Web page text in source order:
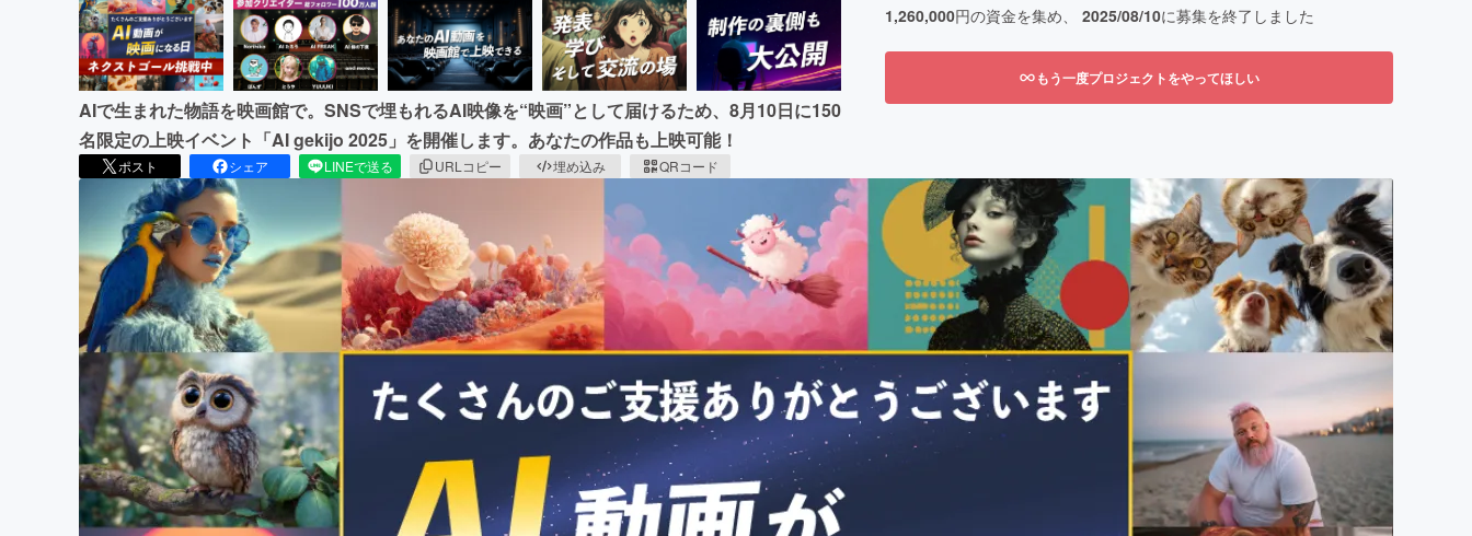
AIで生まれた物語を映画館で。SNSで埋もれるAI映像を“映画”として届けるため、8月10日に150
名限定の上映イベント「AI gekijo 2025」を開催します。あなたの作品も上映可能！
ポスト シェア LINEで送る URLコピー 埋め込み QRコード
1,260,000円の資金を集め、 2025/08/10に募集を終了しました
もう一度プロジェクトをやってほしい